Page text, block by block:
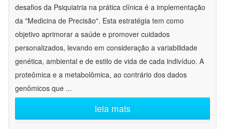
desafios da Psiquiatria na prática clínica é a implementação
da "Medicina de Precisão". Esta estratégia tem como
objetivo aprimorar a saúde e promover cuidados
personalizados, levando em consideração a variabilidade
genética, ambiental e de estilo de vida de cada indivíduo. A
proteômica e a metabolômica, ao contrário dos dados
genômicos que ...
leia mais